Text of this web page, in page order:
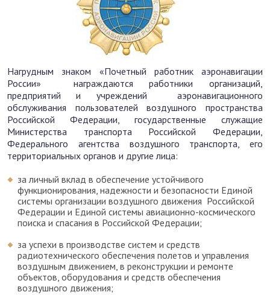
Нагрудным знаком «Почетный работник аэронавигации
России» награждаются работники организаций,
предприятий и учреждений аэронавигационного
обслуживания пользователей воздушного пространства
Российской Федерации, государственные служащие
Министерства транспорта Российской Федерации,
Федерального агентства воздушного транспорта, его
территориальных органов и другие лица:
за личный вклад в обеспечение устойчивого
функционирования, надежности и безопасности Единой
системы организации воздушного движения Российской
Федерации и Единой системы авиационно-космического
поиска и спасания в Российской Федерации;
за успехи в производстве систем и средств
радиотехнического обеспечения полетов и управления
воздушным движением, в реконструкции и ремонте
объектов, оборудования и средств обеспечения
воздушного движения;